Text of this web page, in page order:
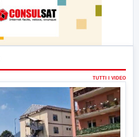
TUTTI I VIDEO